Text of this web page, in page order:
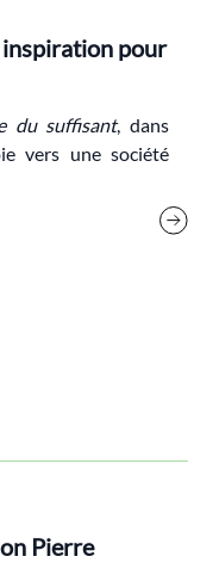
inspiration pour
du suffisant, dans
vers une société
Pierre